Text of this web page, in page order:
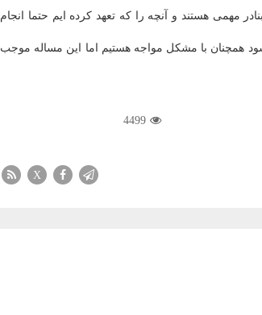
مهمی هستند و آنچه را كه تعهد كرده ایم حتما انجام
شود همچنان با مشكل مواجه هستیم اما این مساله موجب
4499
X